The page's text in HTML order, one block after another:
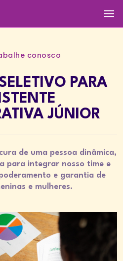
conosco
PARA
JÚNIOR
de uma pessoa dinâmica,
para integrar nosso time e
e garantia de
e mulheres.